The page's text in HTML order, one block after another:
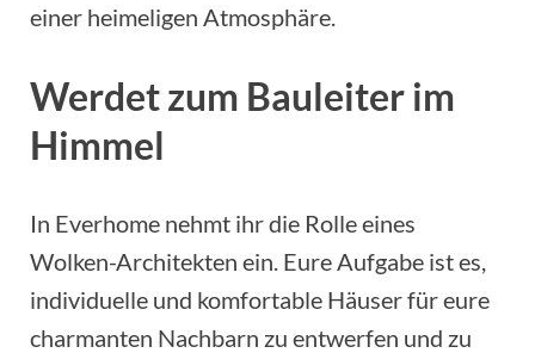
einer heimeligen Atmosphäre.
Werdet zum Bauleiter im
Himmel
In Everhome nehmt ihr die Rolle eines
Wolken-Architekten ein. Eure Aufgabe ist es,
individuelle und komfortable Häuser für eure
charmanten Nachbarn zu entwerfen und zu